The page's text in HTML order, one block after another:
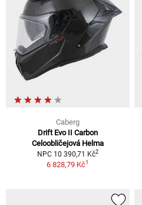
Caberg
Drift Evo II Carbon
Celoobličejová Helma
NPC 10 390,71 Kč2
6 828,79 Kč1